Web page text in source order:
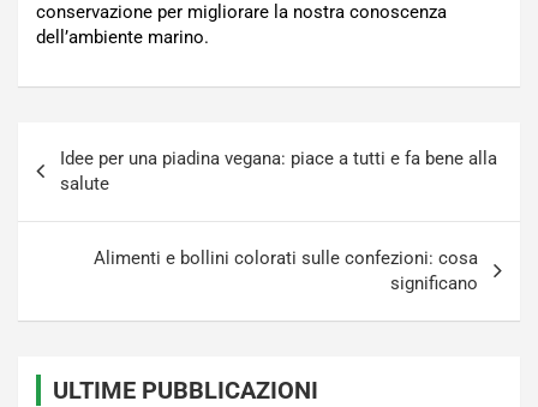
conservazione per migliorare la nostra conoscenza
dell’ambiente marino.
articoli
Idee per una piadina vegana: piace a tutti e fa bene alla
salute
Alimenti e bollini colorati sulle confezioni: cosa
significano
ULTIME PUBBLICAZIONI